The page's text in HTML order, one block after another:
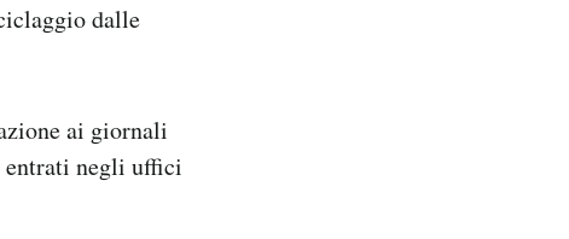
dalle
ai giornali
entrati negli uffici